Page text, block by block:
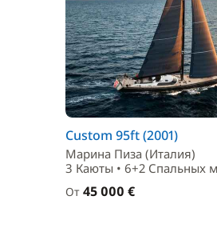
Custom 95ft (2001)
Марина Пиза (Италия)
3 Каюты • 6+2 Спальныx
От 45 000 €